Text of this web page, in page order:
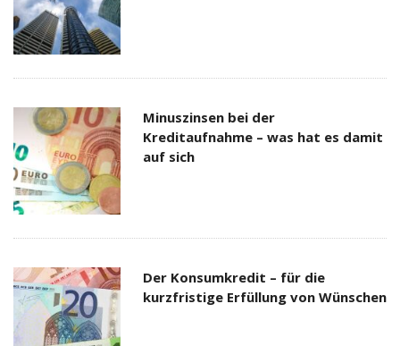
Minuszinsen bei der
Kreditaufnahme – was hat es damit
auf sich
Der Konsumkredit – für die
kurzfristige Erfüllung von Wünschen